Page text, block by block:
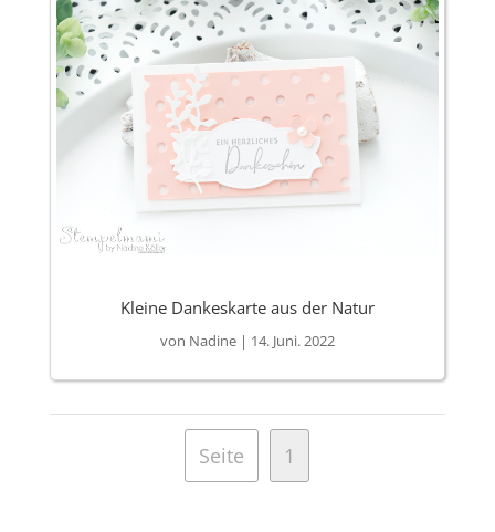
Kleine Dankeskarte aus der Natur
von Nadine| 14. Juni. 2022
Seite 1